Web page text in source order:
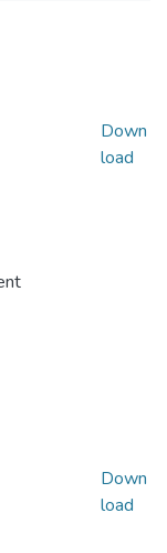
Down
load
Down
load